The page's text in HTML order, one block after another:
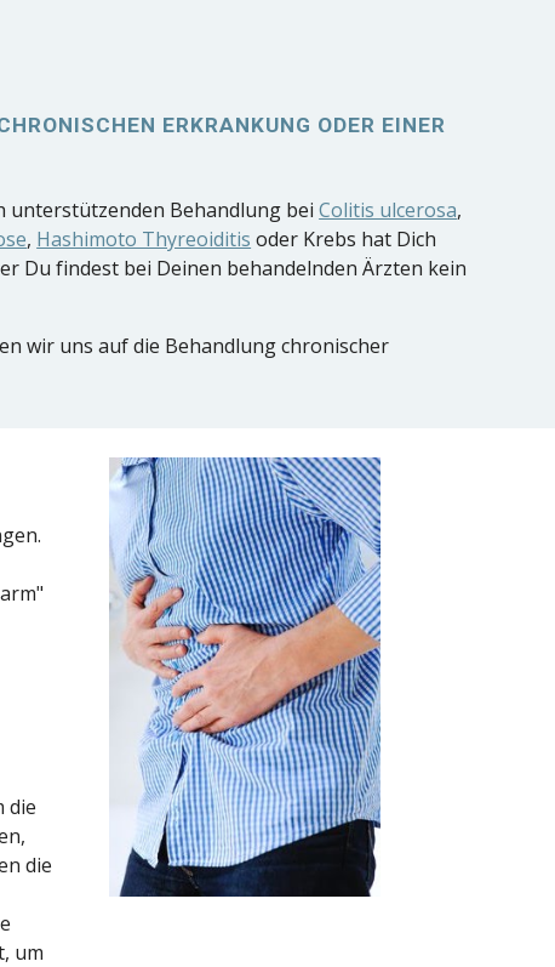
ERKRANKUNG ODER EINER
unterstützenden Behandlung beiColitis ulcerosa,
, Hashimoto Thyreoiditis oder Krebs hat Dich
Du findest bei Deinen behandelnden Ärzten kein
wir uns auf die Behandlung chronischer
die
die
um